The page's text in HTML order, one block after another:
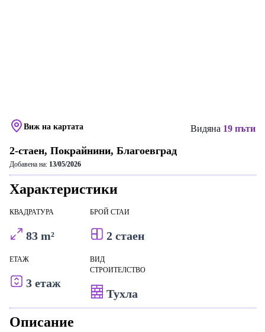
Виж на картата Видяна 19 пъти
2-стаен, Покрайнини, Благоевград
Добавена на: 13/05/2026
Характеристики
КВАДРАТУРА
83 m²
БРОЙ СТАИ
2 стаен
ЕТАЖ
3 етаж
ВИД
СТРОИТЕЛСТВО
Тухла
Описание